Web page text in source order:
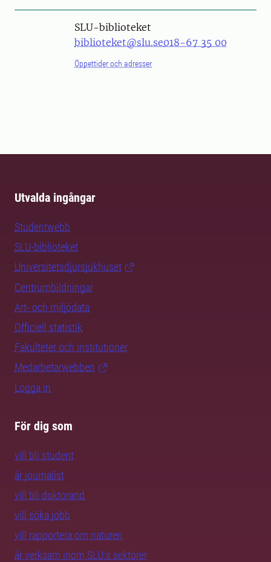
SLU-biblioteket
biblioteket@slu.se018-67 35 00
Öppettider och adresser
Utvalda ingångar
Studentwebb
SLU-biblioteket
Universitetsdjursjukhuset
Centrumbildningar
Art- och miljödata
Officiell statistik
Fakulteter och institutioner
Medarbetarwebben
Logga in
För dig som
vill bli student
är journalist
vill bli doktorand
vill söka jobb
vill rapportera om naturen
är verksam inom SLU:s sektorer